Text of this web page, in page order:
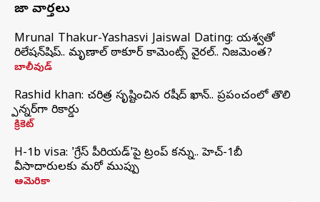
తాజా వార్తలు
Mrunal Thakur-Yashasvi Jaiswal Dating: యశస్వితో
రిలేషన్‌షిప్.. మృణాల్ ఠాకూర్ కామెంట్స్ వైరల్.. నిజమెంత?
బాలీవుడ్
Rashid khan: చరిత్ర సృష్టించిన రషీద్ ఖాన్.. ప్రపంచంలో తొలి
స్పిన్నర్‌గా రికార్డు
క్రికెట్
H-1b visa: 'గ్రేస్‌ పీరియడ్‌'పై ట్రంప్‌ కన్ను.. హెచ్‌-1బీ
వీసాదారులకు మరో ముప్పు
అమెరికా